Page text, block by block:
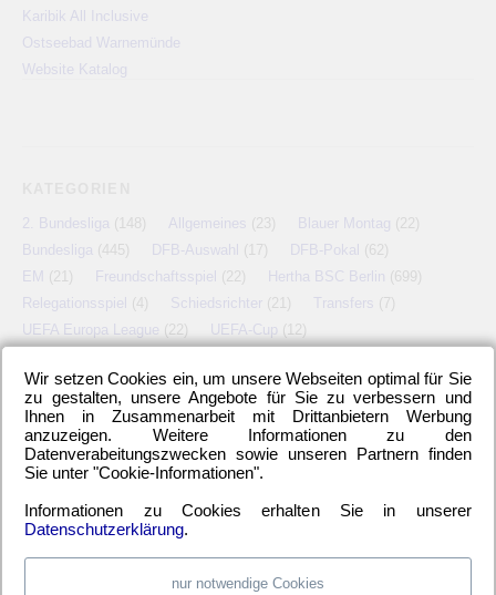
Karibik All Inclusive
Ostseebad Warnemünde
Website Katalog
2. Bundesliga (148) Allgemeines (23) Blauer Montag (22)
Bundesliga (445) DFB-Auswahl (17) DFB-Pokal (62)
EM
(21) Freundschaftsspiel (22) Hertha BSC Berlin (699)
Relegationsspiel (4) Schiedsrichter (21) Transfers (7)
UEFA Europa League (22) UEFA-Cup (12)
META
Anmelden Eintrags-Feed Kommentar-Feed WordPress.org
Wir setzen Cookies ein, um unsere Webseiten optimal für Sie
zu gestalten, unsere Angebote für Sie zu verbessern und
Ihnen in Zusammenarbeit mit Drittanbietern Werbung
anzuzeigen. Weitere Informationen zu den
Datenverabeitungszwecken sowie unseren Partnern finden
Sie unter "Cookie-Informationen".
Informationen zu Cookies erhalten Sie in unserer
Datenschutzerklärung.
nur notwendige Cookies